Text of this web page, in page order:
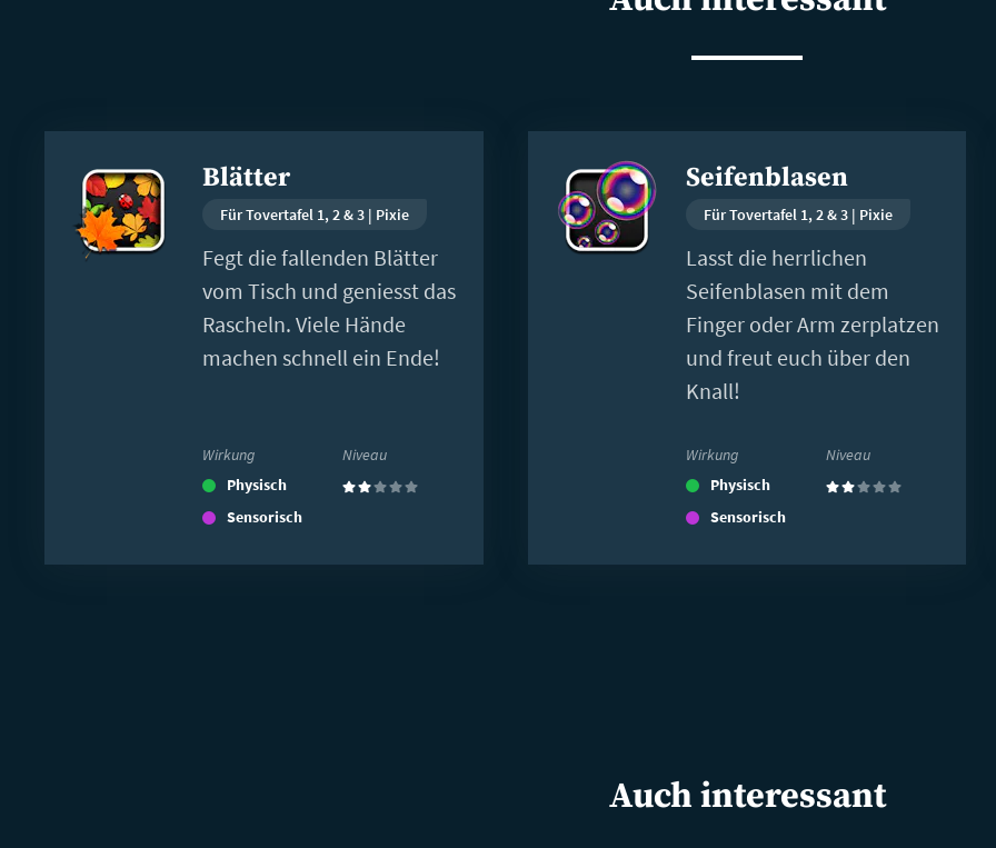
Blätter
Für Tovertafel 1, 2 & 3 | Pixie
Fegt die fallenden Blätter
vom Tisch und geniesst das
Rascheln. Viele Hände
machen schnell ein Ende!
Wirkung
Physisch
Sensorisch
Niveau
(2)
Seifenblasen
Für Tovertafel 1, 2 & 3 | Pixie
Lasst die herrlichen
Seifenblasen mit dem
Finger oder Arm zerplatzen
und freut euch über den
Knall!
Wirkung
Physisch
Sensorisch
Niveau
(2)
Auch interessant